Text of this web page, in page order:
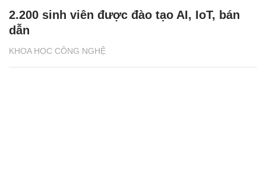
KHOA HỌC CÔNG NGHỆ
2.200 sinh viên được đào tạo AI, IoT, bán
dẫn